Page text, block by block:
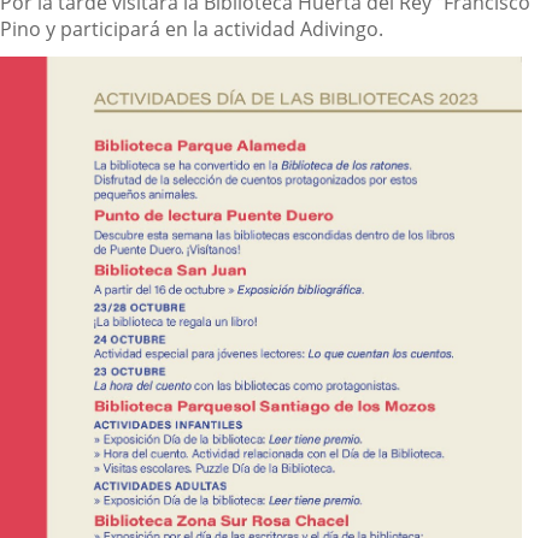
Pino y participará en la actividad Adivingo.